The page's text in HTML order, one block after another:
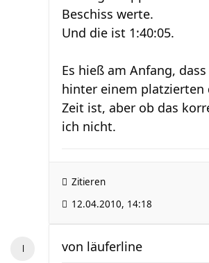
Beschiss werte.
Und die ist 1:40:05.
Es hieß am Anfang,
hinter einem platzierten
Zeit ist, aber ob das
ich nicht.
Zitieren
12.04.2010, 14:18
von läuferline